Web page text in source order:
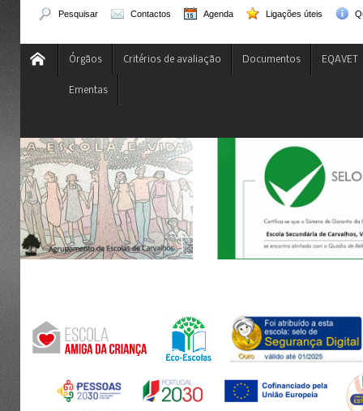
Pesquisar Contactos Agenda Ligações úteis
Órgãos Critérios de avaliação Documentos EQAVET
Ementas